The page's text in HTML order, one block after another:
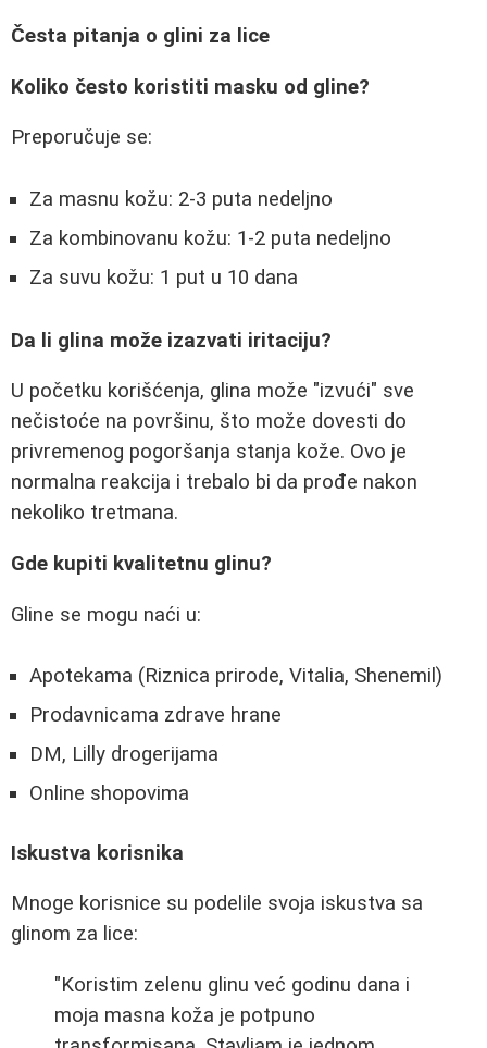
Česta pitanja o glini za lice
Koliko često koristiti masku od gline?
Preporučuje se:
Za masnu kožu: 2-3 puta nedeljno
Za kombinovanu kožu: 1-2 puta nedeljno
Za suvu kožu: 1 put u 10 dana
Da li glina može izazvati iritaciju?
U početku korišćenja, glina može "izvući" sve
nečistoće na površinu, što može dovesti do
privremenog pogoršanja stanja kože. Ovo je
normalna reakcija i trebalo bi da prođe nakon
nekoliko tretmana.
Gde kupiti kvalitetnu glinu?
Gline se mogu naći u:
Apotekama (Riznica prirode, Vitalia, Shenemil)
Prodavnicama zdrave hrane
DM, Lilly drogerijama
Online shopovima
Iskustva korisnika
Mnoge korisnice su podelile svoja iskustva sa
glinom za lice:
"Koristim zelenu glinu već godinu dana i
moja masna koža je potpuno